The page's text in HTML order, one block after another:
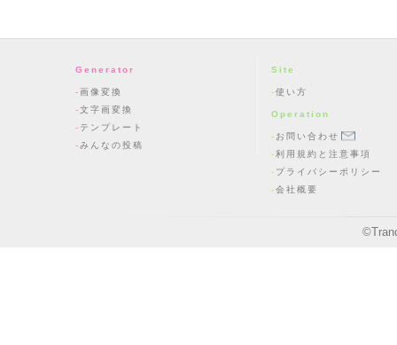
Generator
画像変換
文字画変換
テンプレート
みんなの投稿
Site
使い方
Operation
お問い合わせ
利用規約と注意事項
プライバシーポリシー
会社概要
©